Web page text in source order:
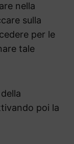
nella
sulla
per le
tale
poi la